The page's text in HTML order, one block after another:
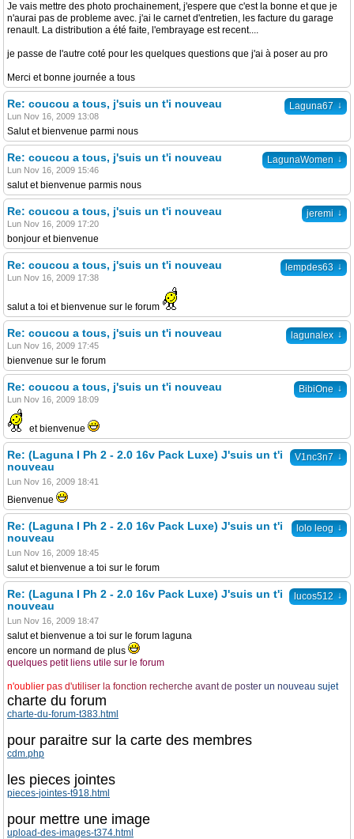
Je vais mettre des photo prochainement, j'espere que c'est la bonne et que je
n'aurai pas de probleme avec. j'ai le carnet d'entretien, les facture du garage
renault. La distribution a été faite, l'embrayage est recent....
je passe de l'autre coté pour les quelques questions que j'ai à poser au pro
Merci et bonne journée a tous
Laguna67 ↓
Re: coucou a tous, j'suis un t'i nouveau
Lun Nov 16, 2009 13:08
Salut et bienvenue parmi nous
LagunaWomen ↓
Re: coucou a tous, j'suis un t'i nouveau
Lun Nov 16, 2009 15:46
salut et bienvenue parmis nous
jeremi ↓
Re: coucou a tous, j'suis un t'i nouveau
Lun Nov 16, 2009 17:20
bonjour et bienvenue
lempdes63 ↓
Re: coucou a tous, j'suis un t'i nouveau
Lun Nov 16, 2009 17:38
salut a toi et bienvenue sur le forum
lagunalex ↓
Re: coucou a tous, j'suis un t'i nouveau
Lun Nov 16, 2009 17:45
bienvenue sur le forum
BibiOne ↓
Re: coucou a tous, j'suis un t'i nouveau
Lun Nov 16, 2009 18:09
et bienvenue
V1nc3n7 ↓
Re: (Laguna I Ph 2 - 2.0 16v Pack Luxe) J'suis un t'i
nouveau
Lun Nov 16, 2009 18:41
Bienvenue
lolo leog ↓
Re: (Laguna I Ph 2 - 2.0 16v Pack Luxe) J'suis un t'i
nouveau
Lun Nov 16, 2009 18:45
salut et bienvenue a toi sur le forum
lucos512 ↓
Re: (Laguna I Ph 2 - 2.0 16v Pack Luxe) J'suis un t'i
nouveau
Lun Nov 16, 2009 18:47
salut et bienvenue a toi sur le forum laguna
encore un normand de plus
quelques petit liens utile sur le forum
n'oub ier pas d'uti iser a fonction recherche avant de poster un nouveau sujet
charte du forum
charte-du-forum-t383.html
pour paraitre sur la carte des membres
cdm.php
les pieces jointes
pieces-jointes-t918.html
pour mettre une image
upload-des-images-t374.html